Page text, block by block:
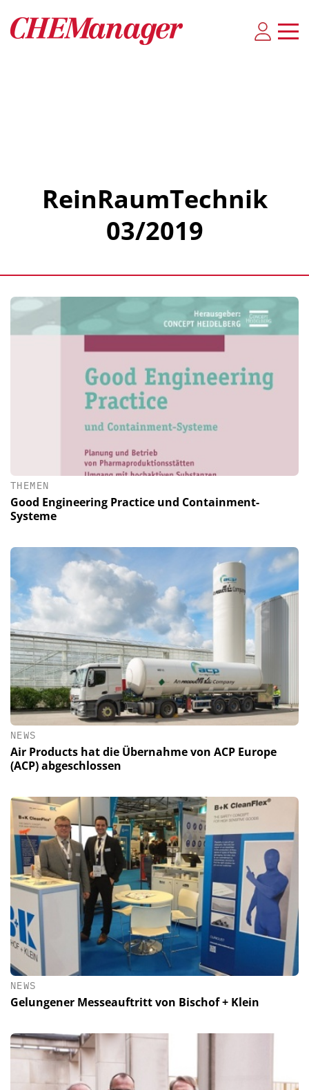
ReinRaumTechnik
03/2019
THEMEN
Good Engineering Practice und Containment-
Systeme
NEWS
Air Products hat die Übernahme von ACP Europe
(ACP) abgeschlossen
NEWS
Gelungener Messeauftritt von Bischof + Klein